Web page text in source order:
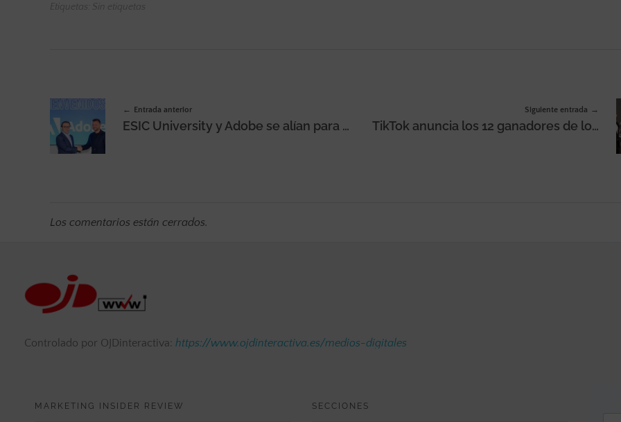
Etiquetas: Sin etiquetas
Entrada anterior
ESIC University y Adobe se alían para potenciar la creatividad digital y la aplicación de la IA en aprendizaje
Siguiente entrada
TikTok anuncia los 12 ganadores de los TikTok Awards 2025 que «mejor han sabido hablar el lenguaje nativo de la plataforma a través de campañas»
Los comentarios están cerrados.
Controlado por OJDinteractiva: https://www.ojdinteractiva.es/medios-digitales
MARKETING INSIDER REVIEW SECCIONES